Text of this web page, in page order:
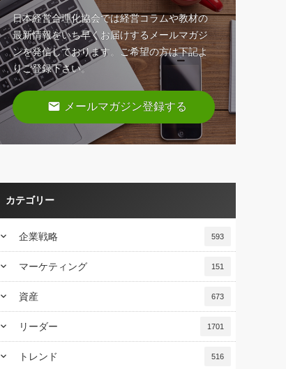
日本経営合理化協会では経営コラムや教材の
最新情報をいち早くお届けするメールマガジ
ンを発信しております。ご希望の方は下記よ
りご登録下さい。
email メールマガジン登録する
カテゴリー
keyboard_arrow_down 企業戦略 593
keyboard_arrow_down マーケティング 151
keyboard_arrow_down 資産 673
keyboard_arrow_down リーダー 1701
keyboard_arrow_down トレンド 516